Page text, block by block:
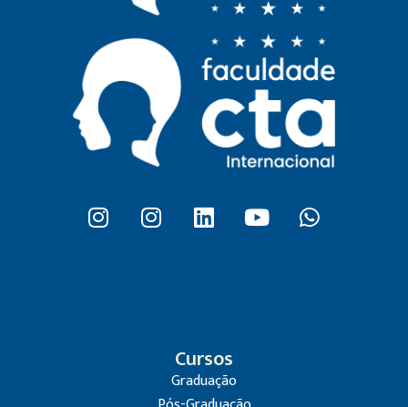
Cursos
Graduação